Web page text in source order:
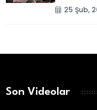
25 Şub,
Son Videolar